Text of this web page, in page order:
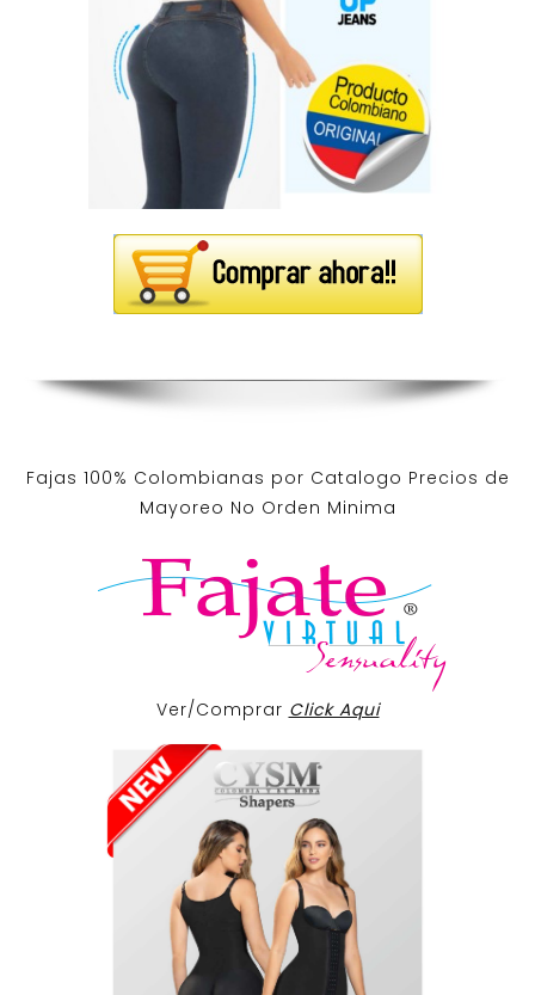
Fajas 100% Colombianas por Catalogo Precios de
Mayoreo No Orden Minima
Ver/Comprar Click Aqui